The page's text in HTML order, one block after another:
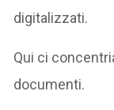
digitalizzati.
Qui ci
documenti.